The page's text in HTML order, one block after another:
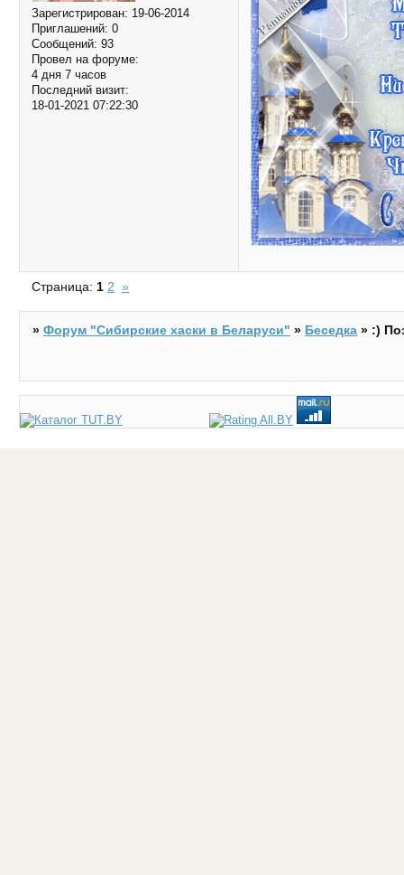
Зарегистрирован: 19-06-2014
Приглашений: 0
Сообщений: 93
Провел на форуме:
4 дня 7 часов
Последний визит:
18-01-2021 07:22:30
Страница: 1 2 »
»Форум "Cибирские хаски в Беларуси" » Беседка » :)